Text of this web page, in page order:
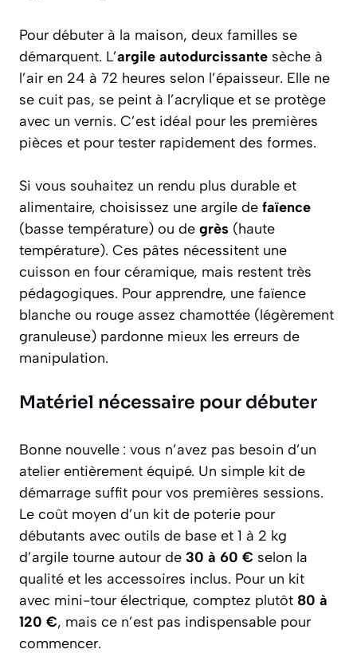
Pour débuter à la maison, deux familles se
démarquent. L’argile autodurcissante sèche à
l’air en 24 à 72 heures selon l’épaisseur. Elle ne
se cuit pas, se peint à l’acrylique et se protège
avec un vernis. C’est idéal pour les premières
pièces et pour tester rapidement des formes.
Si vous souhaitez un rendu plus durable et
alimentaire, choisissez une argile de faïence
(basse température) ou de grès (haute
température). Ces pâtes nécessitent une
cuisson en four céramique, mais restent très
pédagogiques. Pour apprendre, une faïence
blanche ou rouge assez chamottée (légèrement
granuleuse) pardonne mieux les erreurs de
manipulation.
Matériel nécessaire pour débuter
Bonne nouvelle : vous n’avez pas besoin d’un
atelier entièrement équipé. Un simple kit de
démarrage suffit pour vos premières sessions.
Le coût moyen d’un kit de poterie pour
débutants avec outils de base et 1 à 2 kg
d’argile tourne autour de 30 à 60 € selon la
qualité et les accessoires inclus. Pour un kit
avec mini-tour électrique, comptez plutôt 80 à
120 €, mais ce n’est pas indispensable pour
commencer.